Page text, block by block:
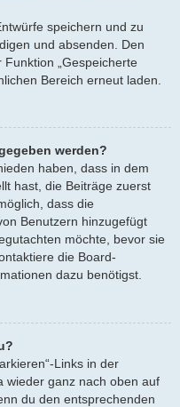
speichern und zu
und absenden. Den
„Gespeicherte
Bereich erneut laden.
werden?
haben, dass in dem
hast, die Beiträge zuerst
dass die
Benutzern hinzugefügt
möchte, bevor sie
die Board-
dazu benötigst.
Links in der
wieder ganz nach oben auf
du den entsprechenden